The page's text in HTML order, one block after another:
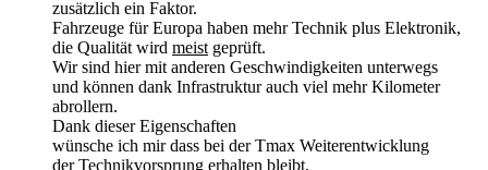
zusätzlich ein Faktor.
Fahrzeuge für Europa haben mehr Technik plus Elektronik,
die Qualität wird meist geprüft.
Wir sind hier mit anderen Geschwindigkeiten unterwegs
und können dank Infrastruktur auch viel mehr Kilometer
abrollern.
Dank dieser Eigenschaften
wünsche ich mir dass bei der Tmax Weiterentwicklung
der Technikvorsprung erhalten bleibt.